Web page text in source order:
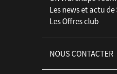
Les news et actu
Les Offres club
NOUS CONTACTER